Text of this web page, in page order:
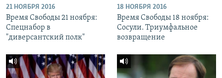
21 НОЯБРЯ 2016
Время Свободы 21 ноября:
Спецнабор в
"диверсантский полк"
18 НОЯБРЯ 2016
Время Свободы 18 ноября:
Сосули. Триумфальное
возвращение